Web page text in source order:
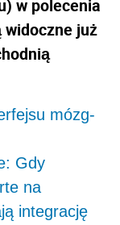
w polecenia
już
mózg-
Gdy
na
integrację